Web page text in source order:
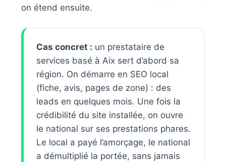
on étend ensuite.
Cas concret : un prestataire de
services basé à Aix sert d’abord sa
région. On démarre en SEO local
(fiche, avis, pages de zone) : des
leads en quelques mois. Une fois la
crédibilité du site installée, on ouvre
le national sur ses prestations phares.
Le local a payé l’amorçage, le national
a démultiplié la portée, sans jamais